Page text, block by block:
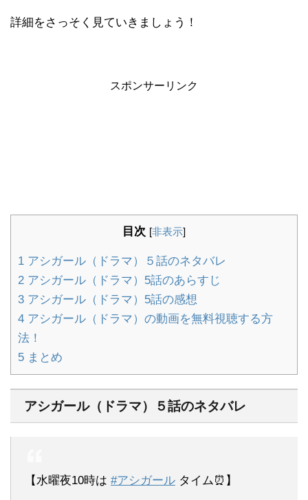
詳細をさっそく見ていきましょう！
スポンサーリンク
目次 [非表示]
1 アシガール（ドラマ）５話のネタバレ
2 アシガール（ドラマ）5話のあらすじ
3 アシガール（ドラマ）5話の感想
4 アシガール（ドラマ）の動画を無料視聴する方
法！
5 まとめ
アシガール（ドラマ）５話のネタバレ
【水曜夜10時は #アシガール タイム⏰】